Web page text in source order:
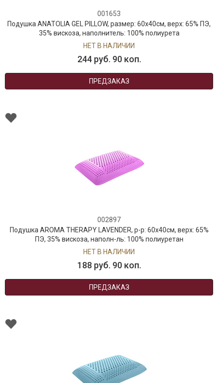
001653
Подушка ANATOLIA GEL PILLOW, размер: 60x40см, верх: 65% ПЭ,
35% вискоза, наполнитель: 100% полиурета
НЕТ В НАЛИЧИИ
244 руб. 90 коп.
ПРЕДЗАКАЗ
002897
Подушка AROMA THERAPY LAVENDER, р-р: 60x40см, верх: 65%
ПЭ, 35% вискоза, наполн-ль: 100% полиуретан
НЕТ В НАЛИЧИИ
188 руб. 90 коп.
ПРЕДЗАКАЗ